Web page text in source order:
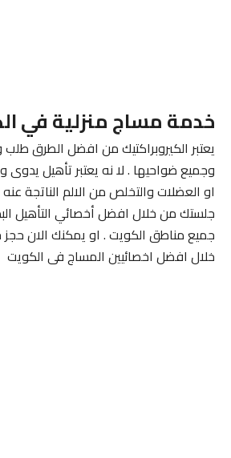
خدمة مساج منزلية في
يعتبر الكيروبراكتيك من افضل الطرق طلب
وجميع ضواحيها . لا نه يعتبر تأهيل يدوى
او العضلات والتخلص من الالم الناتجة
جلستك من خلال افضل أخصائي التأهيل
جميع مناطق الكويت . او يمكنك الان حجز
خلال افضل اخصائيين المساج فى الكويت